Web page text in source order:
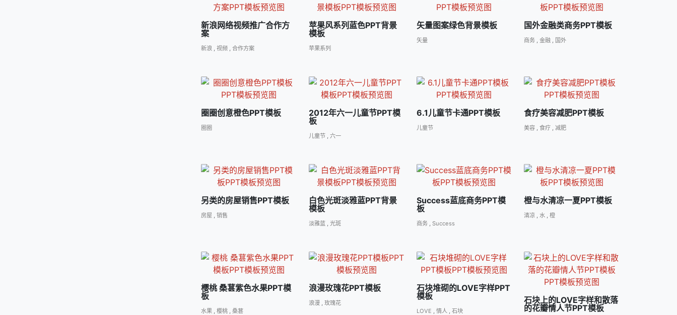
新浪网络视频推广合作方
案
新浪 , 视频 , 合作方案
苹果风系列蓝色PPT背景
模板
苹果系列
矢量图案绿色背景模板
矢量
国外金融类商务PPT模板
商务 ,金融 , 国外
圈圈创意橙色PPT模板
圈圈
2012年六一儿童节PPT模
板
儿童节, 六一
6.1儿童节卡通PPT模板
儿童节
食疗美容减肥PPT模板
美容 ,食疗 ,减肥
另类的房屋销售PPT模板
房屋 , 销售
白色光斑淡雅蓝PPT背景
模板
淡雅蓝, 光斑
Success蓝底商务PPT模
板
商务, Success
橙与水清凉一夏PPT模板
清凉 ,水 ,橙
樱桃 桑葚紫色水果PPT模
板
水果 , 樱桃 , 桑葚
浪漫玫瑰花PPT模板
浪漫, 玫瑰花
石块堆砌的LOVE字样PPT
模板
LOVE , 情人, 石块
石块上的LOVE字样和散落
的花瓣情人节PPT模板